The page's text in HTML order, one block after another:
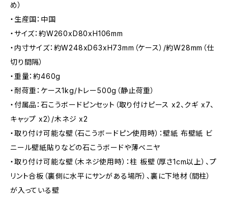
め）
・生産国：中国
・サイズ：約W260xD80xH106mm
・内寸サイズ：約W248xD63xH73mm（ケース）/約W28mm（仕
切り間隔）
・重量：約460g
・耐荷重：ケース1kg/トレー500g（静止荷重）
・付属品：石こうボードピンセット（取り付けピース x2、クギ x7、
キャップ x2）/木ネジ x2
・取り付け可能な壁（石こうボードピン使用時）：壁紙 布壁紙 ビ
ニール壁紙貼りなどの石こうボードや薄ベニヤ
・取り付け可能な壁（木ネジ使用時）：柱 板壁（厚さ1cm以上）、プ
リント合板（裏側に水平にサンがある場所）、裏に下地材（間柱）
が入っている壁